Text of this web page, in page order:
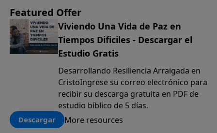
Featured Offer
Viviendo Una Vida de Paz en
Tiempos Dificiles - Descargar el
Estudio Gratis
Desarrollando Resiliencia Arraigada en
CristoIngrese su correo electrónico para
recibir su descarga gratuita en PDF de
estudio bíblico de 5 días.
Descargar More resources